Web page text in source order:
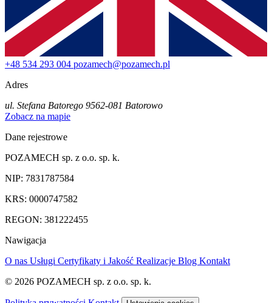
+48 534 293 004 pozamech@pozamech.pl
Adres
ul. Stefana Batorego 9562-081 Batorowo
Zobacz na mapie
Dane rejestrowe
POZAMECH sp. z o.o. sp. k.
NIP: 7831787584
KRS: 0000747582
REGON: 381222455
Nawigacja
O nas Usługi Certyfikaty i Jakość Realizacje Blog Kontakt
© 2026 POZAMECH sp. z o.o. sp. k.